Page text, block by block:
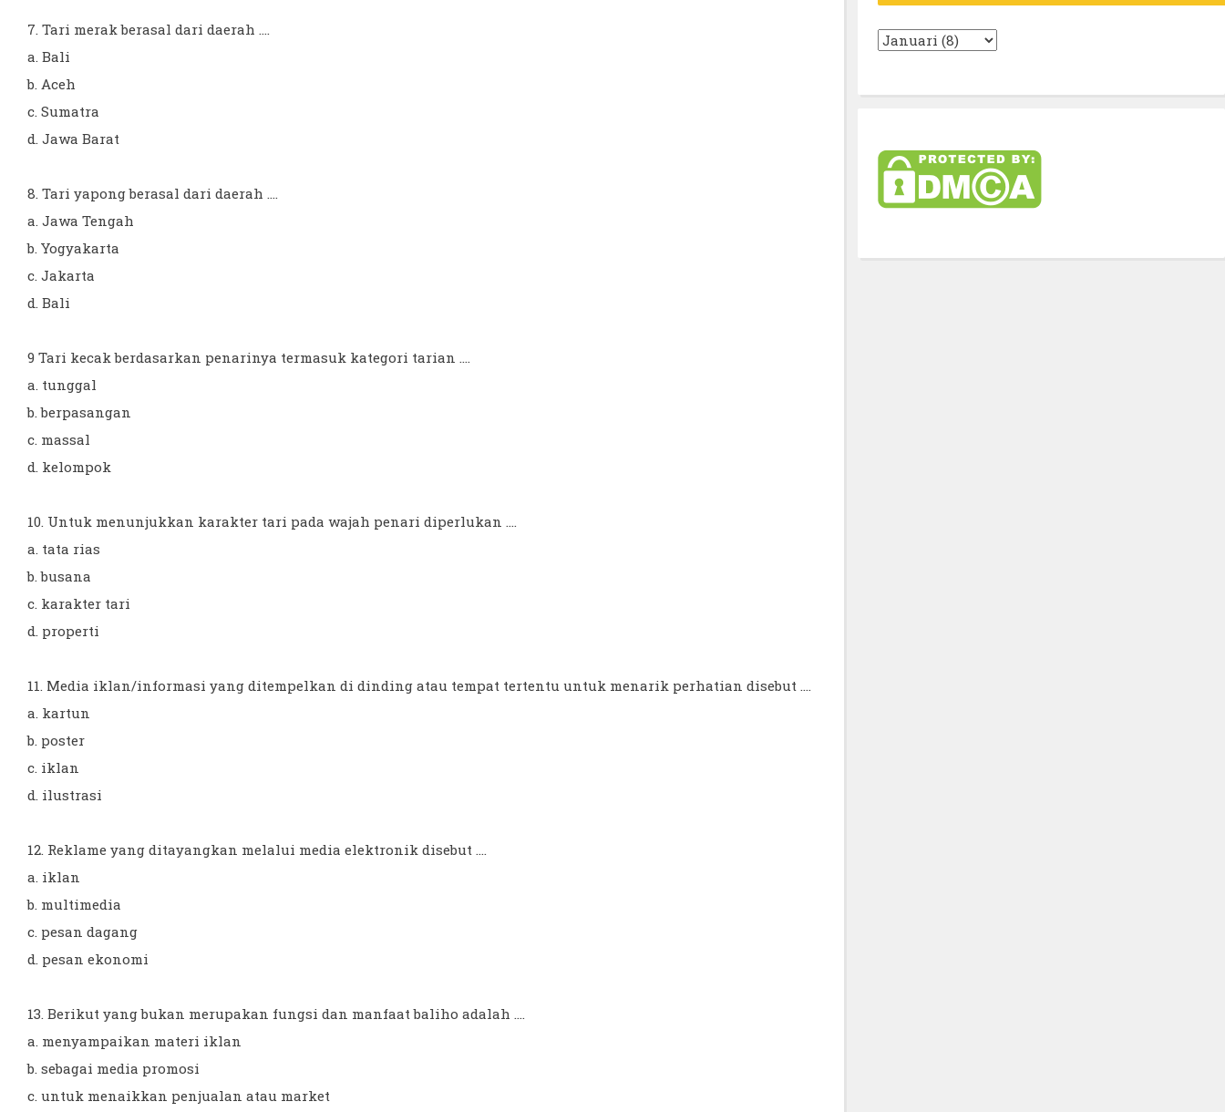
7. Tari merak berasal dari daerah ....
a. Bali
b. Aceh
c. Sumatra
d. Jawa Barat
8. Tari yapong berasal dari daerah ....
a. Jawa Tengah
b. Yogyakarta
c. Jakarta
d. Bali
9 Tari kecak berdasarkan penarinya termasuk kategori tarian ....
a. tunggal
b. berpasangan
c. massal
d. kelompok
10. Untuk menunjukkan karakter tari pada wajah penari diperlukan ....
a. tata rias
b. busana
c. karakter tari
d. properti
11. Media iklan/informasi yang ditempelkan di dinding atau tempat tertentu untuk menarik perhatian disebut ....
a. kartun
b. poster
c. iklan
d. ilustrasi
12. Reklame yang ditayangkan melalui media elektronik disebut ....
a. iklan
b. multimedia
c. pesan dagang
d. pesan ekonomi
13. Berikut yang bukan merupakan fungsi dan manfaat baliho adalah ....
a. menyampaikan materi iklan
b. sebagai media promosi
c. untuk menaikkan penjualan atau market